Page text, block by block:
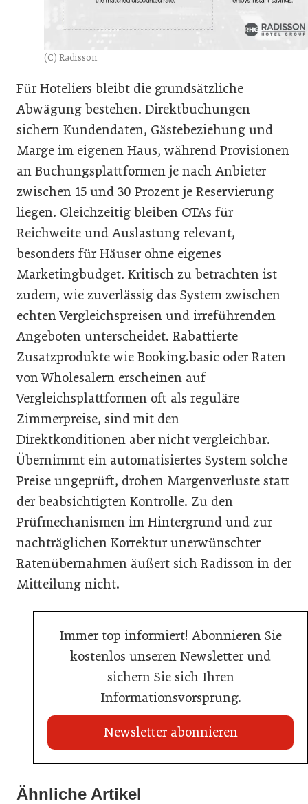
(C) Radisson
Für Hoteliers bleibt die grundsätzliche
Abwägung bestehen. Direktbuchungen
sichern Kundendaten, Gästebeziehung und
Marge im eigenen Haus, während Provisionen
an Buchungsplattformen je nach Anbieter
zwischen 15 und 30 Prozent je Reservierung
liegen. Gleichzeitig bleiben OTAs für
Reichweite und Auslastung relevant,
besonders für Häuser ohne eigenes
Marketingbudget. Kritisch zu betrachten ist
zudem, wie zuverlässig das System zwischen
echten Vergleichspreisen und irreführenden
Angeboten unterscheidet. Rabattierte
Zusatzprodukte wie Booking.basic oder Raten
von Wholesalern erscheinen auf
Vergleichsplattformen oft als reguläre
Zimmerpreise, sind mit den
Direktkonditionen aber nicht vergleichbar.
Übernimmt ein automatisiertes System solche
Preise ungeprüft, drohen Margenverluste statt
der beabsichtigten Kontrolle. Zu den
Prüfmechanismen im Hintergrund und zur
nachträglichen Korrektur unerwünschter
Ratenübernahmen äußert sich Radisson in der
Mitteilung nicht.
Immer top informiert! Abonnieren Sie
kostenlos unseren Newsletter und
sichern Sie sich Ihren
Informationsvorsprung.
Newsletter abonnieren
Ähnliche Artikel
20. Juli 2026
30. Juni 2026